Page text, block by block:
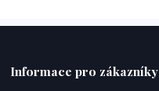
Informace pro zákazníky